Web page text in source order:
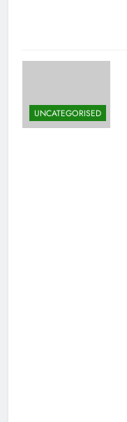
UNCATEGORISED